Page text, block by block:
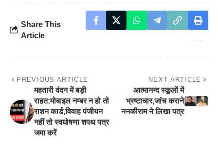
Share This
Article
PREVIOUS ARTICLE
महतारी वंदन में बड़ी
राहत:मोबाइल नम्बर न हो तो
राशन कार्ड,विवाह पंजीयन
नहीं तो स्वघोषणा शपथ पत्र
जमा करें
NEXT ARTICLE
आत्मानन्द स्कूलों में
भ्रष्टाचार,जांच कराने
ननकीराम ने लिखा पत्र